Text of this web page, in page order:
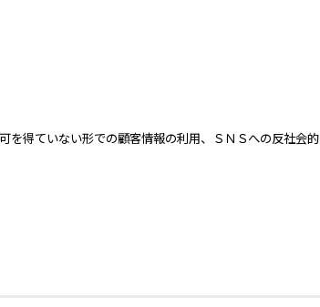
を得ていない形での顧客情報の利用、ＳＮＳへの反社会